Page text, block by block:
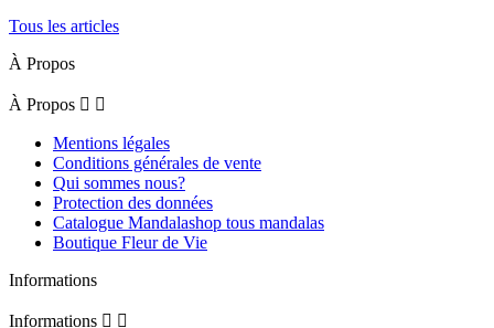
Tous les articles
À Propos
À Propos  
Mentions légales
Conditions générales de vente
Qui sommes nous?
Protection des données
Catalogue Mandalashop tous mandalas
Boutique Fleur de Vie
Informations
Informations  